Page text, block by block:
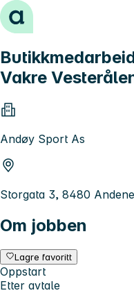
Hopp til innhold
Vakre
Andøy Sport As
Storgata 3, 8480
Om jobben
Lagre favoritt
Oppstart
Etter avtale